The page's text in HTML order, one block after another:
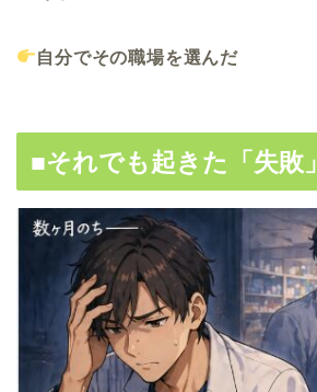
自分でその職場を選んだ
■それでも起きた「失敗」